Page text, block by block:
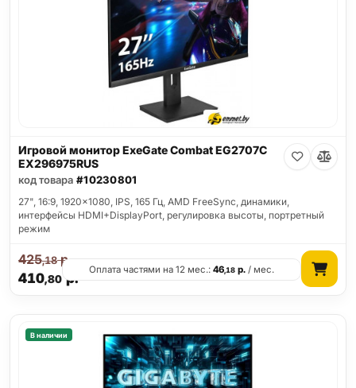
Игровой монитор ExeGate Combat EG2707C
EX296975RUS
код товара #10230801
27", 16:9, 1920x1080, IPS, 165 Гц, AMD FreeSync, динамики,
интерфейсы HDMI+DisplayPort, регулировка высоты, портретный
режим
410,80р.
425,18р.
Оплата частями на 12 мес.:46,18 р. / мес.
В наличии